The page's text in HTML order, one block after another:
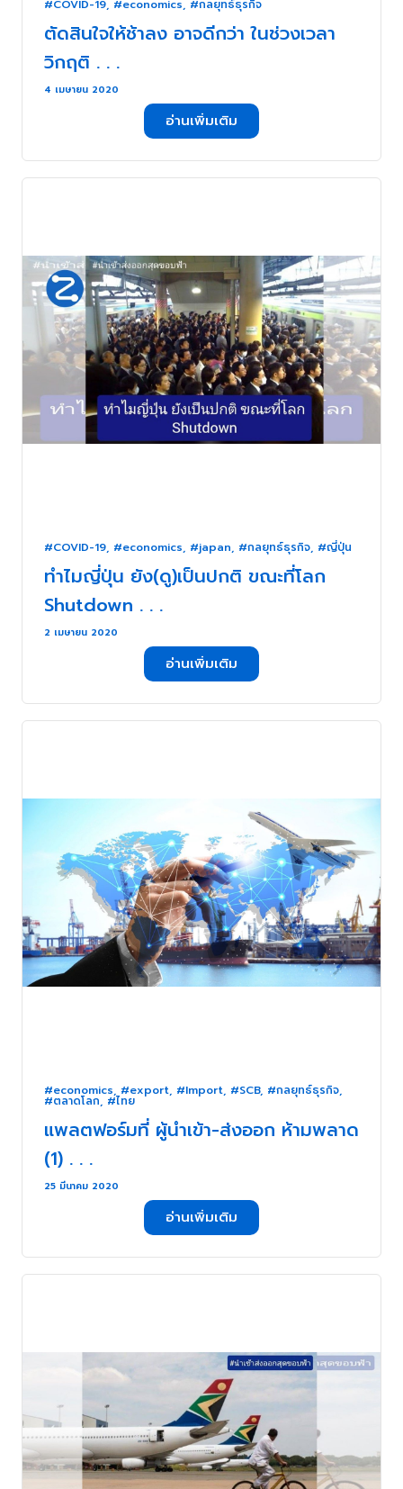
#COVID-19, #economics, #กลยุทธ์ธุรกิจ
ตัดสินใจให้ช้าลง อาจดีกว่า ในช่วงเวลา
วิกฤติ . . .
4 เมษายน 2020
อ่านเพิ่มเติม
#COVID-19, #economics, #japan, #กลยุทธ์ธุรกิจ, #ญี่ปุ่น
ทำไมญี่ปุ่น ยัง(ดู)เป็นปกติ ขณะที่โลก
Shutdown . . .
2 เมษายน 2020
อ่านเพิ่มเติม
#economics, #export, #Import, #SCB, #กลยุทธ์ธุรกิจ,
#ตลาดโลก, #ไทย
แพลตฟอร์มที่ ผู้นำเข้า-ส่งออก ห้ามพลาด
(1) . . .
25 มีนาคม 2020
อ่านเพิ่มเติม